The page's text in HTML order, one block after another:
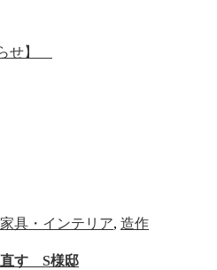
せ】
家具・インテリア, 造作
直す S様邸